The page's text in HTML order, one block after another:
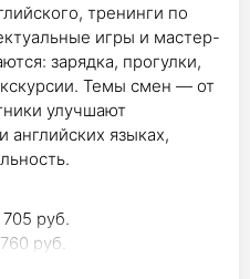
тренинги по
игры и мастер-
зарядка, прогулки,
Темы смен — от
улучшают
языках,
руб.
руб.